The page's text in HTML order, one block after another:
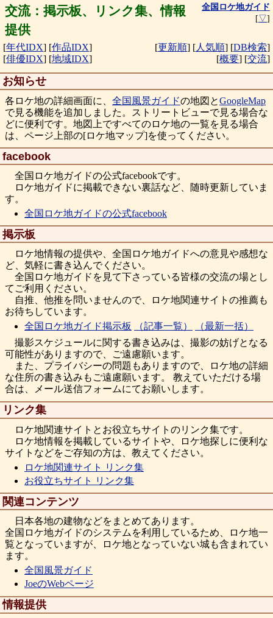
交流：掲示板、リンク集、情報
提供
全国ロケ地ガイド
[▽]
[年代IDX] [作品IDX]
[俳優IDX] [地域IDX]
[更新順] [人気順] [DB検索]
[概要] [交流]
お知らせ
各ロケ地の詳細画面に、 全国風景ガイドの地図とGoogleMap
で見る機能を追加しました。ストリートビューで見る場合な
どに便利です。地図上ですべてのロケ地の一覧を見る場合
は、ページ上部の[ロケ地マップ]を使ってください。
facebook
全国ロケ地ガイドの公式facebookです。
ロケ地ガイドに掲載できない裏話など、随時更新していま
す。
全国ロケ地ガイドの公式facebook
掲示板
ロケ地情報の提供や、全国ロケ地ガイドへの意見や感想な
ど、気軽に書き込んでください。
全国ロケ地ガイドを見て下さっている皆様の交流の場とし
てご利用ください。
自推、他推を問いませんので、ロケ地関連サイトの推薦も
お待ちしています。
全国ロケ地ガイド掲示板
（記事一覧）
（最新一括）
撮影スケジュールに関する書き込みは、撮影の妨げとなる
可能性がありますので、ご遠慮願います。
また、プライバシーの問題もありますので、ロケ地の詳細
な住所の書き込みもご遠慮願います。 教えていただける場
合は、メール送信フォームにてお願いします。
リンク集
ロケ地関連サイトとお役立ちサイトのリンク集です。
ロケ地情報を掲載しているサイトや、ロケ地探しに便利な
サイトなどをご存知の方は、教えてください。
ロケ地関連サイト リンク集
お役立ちサイト リンク集
関連コンテンツ
日本各地の建物などをまとめてあります。
全国ロケ地ガイドのシステムを利用しているため、ロケ地一
覧となっていますが、ロケ地となっていない城も含まれてい
ます。
全国風景ガイド
JoeのWebページ
情報提供